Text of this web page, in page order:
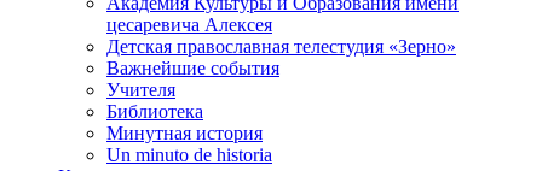
цесаревича Алексея
Детская православная телестудия «Зерно»
Важнейшие события
Учителя
Библиотека
Минутная история
Un minuto de historia